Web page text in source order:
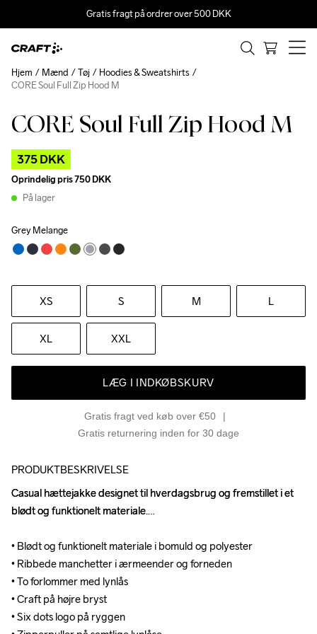
Gratis fragt på ordrer over 500 DKK
CORE Soul Full Zip Hood M
375 DKK
Oprindelig pris750 DKK
På lager
Grey Melange
XS S M L
XL XXL
LÆG I INDKØBSKURV
Gratis fragt ved køb over €50
Gratis returnering inden for 30 dage
Hjem Mænd Tøj
Hoodies & Sweatshirts
CORE Soul Full Zip Hood M
Outlet
PRODUKTBESKRIVELSE
Casual hættejakke designet til hverdagsbrug og fremstillet i et
blødt og funktionelt materiale.
• Blødt og funktionelt materiale i bomuld og polyester
• Ribbede manchetter i ærmeender og forneden
• To forlommer med lynlås
• Craft på højre bryst
• Six dots logo på ryggen
Casual hættejakke designet til hverdagsbrug og fremstillet i et
blødt og funktionelt materiale.
• Blødt og funktionelt materiale i bomuld og polyester
• Ribbede manchetter i ærmeender og forneden
• To forlommer med lynlås
• Craft på højre bryst
• Six dots logo på ryggen